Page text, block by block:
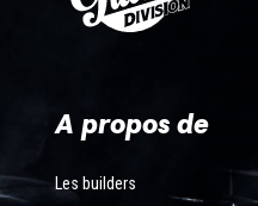
A propos de
Les builders